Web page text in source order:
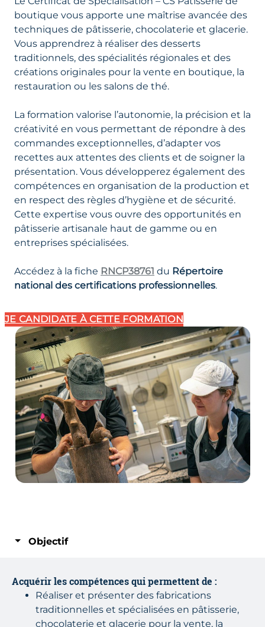
boutique vous apporte une maîtrise avancée des
techniques de pâtisserie, chocolaterie et glacerie.
Vous apprendrez à réaliser des desserts
traditionnels, des spécialités régionales et des
créations originales pour la vente en boutique, la
restauration ou les salons de thé.
La formation valorise l’autonomie, la précision et la
créativité en vous permettant de répondre à des
commandes exceptionnelles, d’adapter vos
recettes aux attentes des clients et de soigner la
présentation. Vous développerez également des
compétences en organisation de la production et
en respect des règles d’hygiène et de sécurité.
Cette expertise vous ouvre des opportunités en
pâtisserie artisanale haut de gamme ou en
entreprises spécialisées.
Accédez à la fiche RNCP38761 du Répertoire
national des certifications professionnelles.
JE CANDIDATE À CETTE FORMATION
Objectif
Acquérir les compétences qui permettent de :
Réaliser et présenter des fabrications
traditionnelles et spécialisées en pâtisserie,
chocolaterie et glacerie pour la vente, la